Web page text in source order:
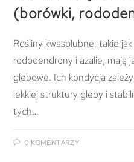
(borówki,
Rośliny kwasolubne, takie
rododendrony i azalie, mają
glebowe. Ich kondycja
lekkiej struktury gleby i
tych…
0 KOMENTARZY